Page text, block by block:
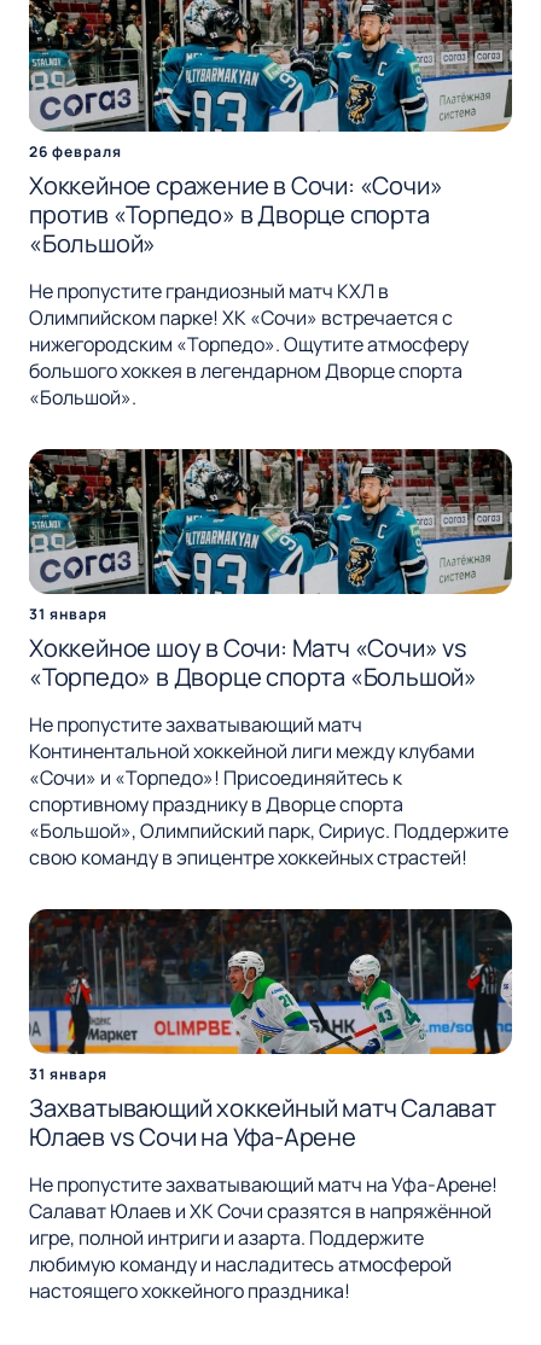
26 февраля
Хоккейное сражение в Сочи: «Сочи»
против «Торпедо» в Дворце спорта
«Большой»
Не пропустите грандиозный матч КХЛ в
Олимпийском парке! ХК «Сочи» встречается с
нижегородским «Торпедо». Ощутите атмосферу
большого хоккея в легендарном Дворце спорта
«Большой».
31 января
Хоккейное шоу в Сочи: Матч «Сочи» vs
«Торпедо» в Дворце спорта «Большой»
Не пропустите захватывающий матч
Континентальной хоккейной лиги между клубами
«Сочи» и «Торпедо»! Присоединяйтесь к
спортивному празднику в Дворце спорта
«Большой», Олимпийский парк, Сириус. Поддержите
свою команду в эпицентре хоккейных страстей!
31 января
Захватывающий хоккейный матч Салават
Юлаев vs Сочи на Уфа-Арене
Не пропустите захватывающий матч на Уфа-Арене!
Салават Юлаев и ХК Сочи сразятся в напряжённой
игре, полной интриги и азарта. Поддержите
любимую команду и насладитесь атмосферой
настоящего хоккейного праздника!